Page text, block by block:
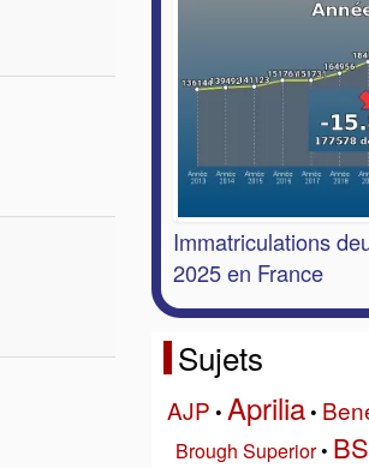
Immatriculations
2025 en France
Sujets
AJP • Aprilia•
Brough Superior•